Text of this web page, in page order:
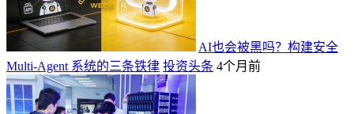
AI也会被黑吗？构建安全
Multi-Agent 系统的三条铁律 投资头条 4个月前